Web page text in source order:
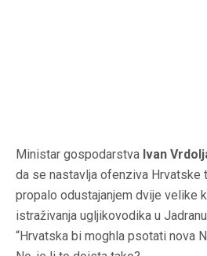
Ministar gospodarstva Ivan
da se nastavlja ofenziva Hrvatske
propalo odustajanjem dvije velike
istraživanja ugljikovodika u
“Hrvatska bi moghla psotati nova